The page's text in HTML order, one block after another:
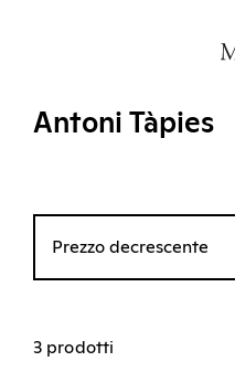
Antoni Tàpies
Prezzo decrescente
3 prodotti